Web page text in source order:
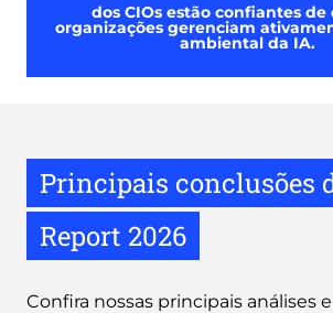
dos CIOs estão confiantes de
organizações gerenciam
ambiental da IA.
Principais conclusões
Report 2026
Confira nossas principais análises